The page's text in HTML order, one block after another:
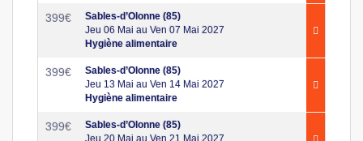
399€
Sables-d’Olonne (85)
Jeu 06 Mai au Ven 07 Mai 2027
Hygiène alimentaire
399€
Sables-d’Olonne (85)
Jeu 13 Mai au Ven 14 Mai 2027
Hygiène alimentaire
399€
Sables-d’Olonne (85)
Jeu 20 Mai au Ven 21 Mai 2027